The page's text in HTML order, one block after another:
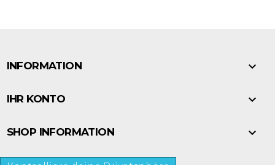
INFORMATION 
IHR KONTO 
SHOP INFORMATION 